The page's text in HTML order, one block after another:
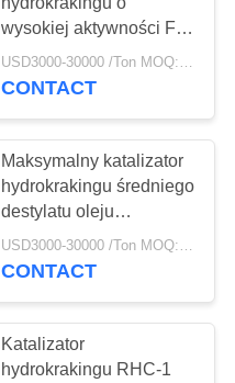
wysokiej aktywności FC-
16 Odnawialny
USD3000-30000 /Ton MOQ:1 KG
CONTACT
Maksymalny katalizator
hydrokrakingu średniego
destylatu oleju
napędowego FC-14
ponownie użyty
USD3000-30000 /Ton MOQ:1 KG
CONTACT
Katalizator
hydrokrakingu RHC-1